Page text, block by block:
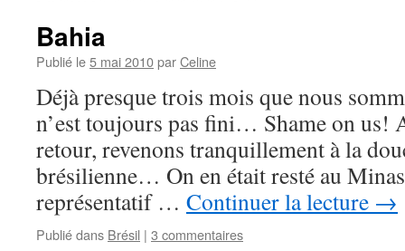
Bahia
Publié le5 mai 2010parCeline
Déjà presque trois mois que nous
n’est toujours pas fini… Shame on us!
retour, revenons tranquillement à la
brésilienne… On en était resté au
représentatif … Continuer la lecture →
Publié dans Brésil | 3 commentaires